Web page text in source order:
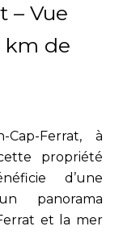
– Vue
km de
Ferrat, à
propriété
d’une
panorama
et la mer